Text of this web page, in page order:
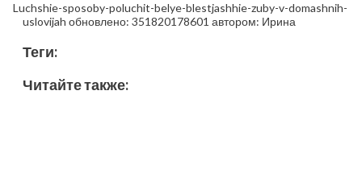
Luchshie-sposoby-poluchit-belye-blestjashhie-zuby-v-domashnih-
uslovijah обновлено: 351820178601 автором: Ирина
Теги:
Читайте также: